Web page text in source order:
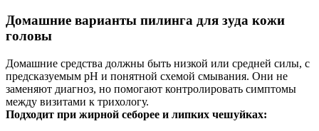
Домашние варианты пилинга для зуда кожи
головы
Домашние средства должны быть низкой или средней силы, с
предсказуемым pH и понятной схемой смывания. Они не
заменяют диагноз, но помогают контролировать симптомы
между визитами к трихологу.
Подходит при жирной себорее и липких чешуйках: